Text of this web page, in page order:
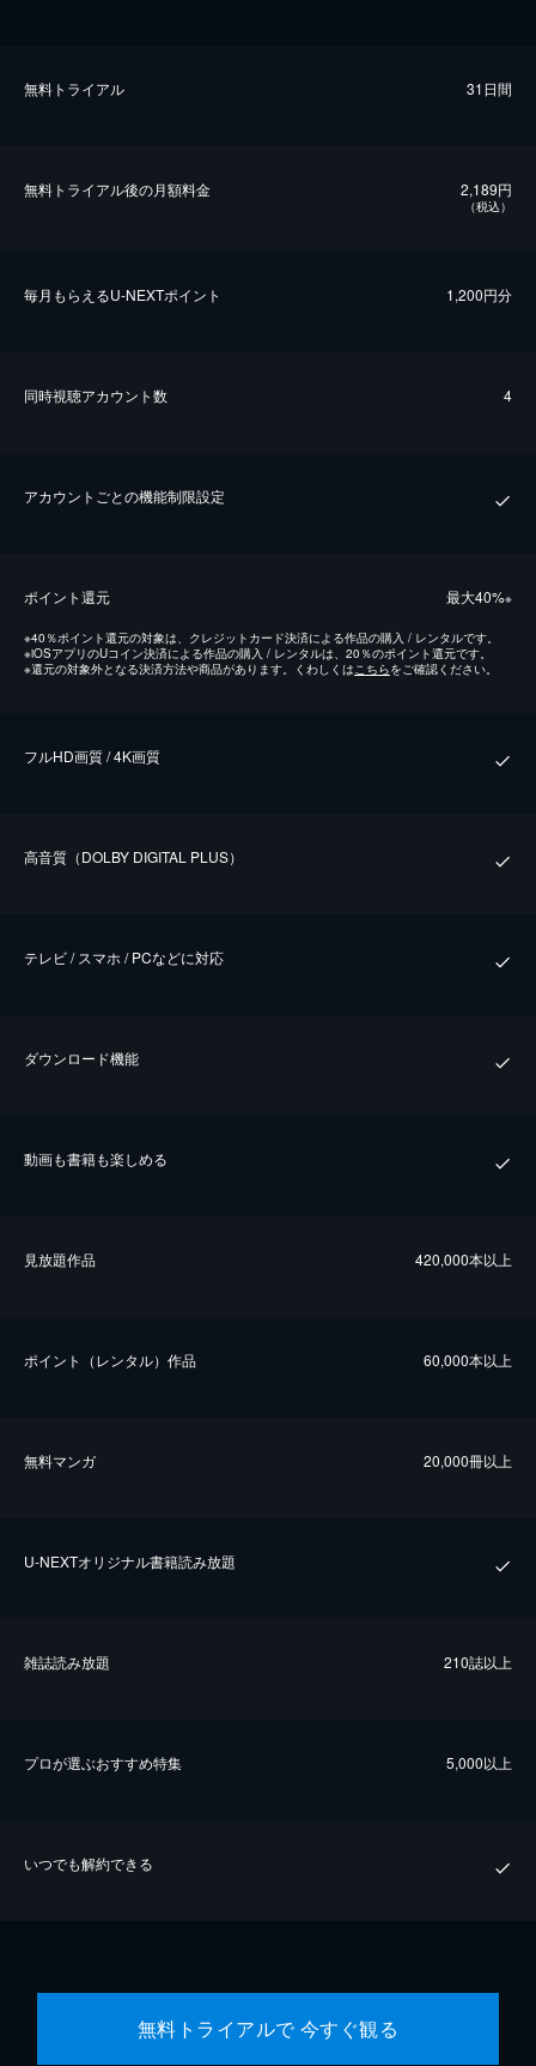
無料トライアル 31日間
無料トライアル後の⽉額料金 2,189円
（税込）
毎⽉もらえるU-NEXTポイント 1,200円分
同時視聴アカウント数 4
アカウントごとの機能制限設定
ポイント還元 最⼤40%※
※40％ポイント還元の対象は、クレジットカード決済による作品の購入 / レンタルです。
※iOSアプリのUコイン決済による作品の購入 / レンタルは、20％のポイント還元です。
※還元の対象外となる決済方法や商品があります。くわしくはこちらをご確認ください。
フルHD画質 / 4K画質
⾼⾳質（DOLBY DIGITAL PLUS）
テレビ / スマホ / PCなどに対応
ダウンロード機能
動画も書籍も楽しめる
⾒放題作品 420,000本以上
ポイント（レンタル）作品 60,000本以上
無料マンガ 20,000冊以上
U-NEXTオリジナル書籍読み放題
雑誌読み放題 210誌以上
プロが選ぶおすすめ特集 5,000以上
いつでも解約できる
無料トライアルで 今すぐ観る